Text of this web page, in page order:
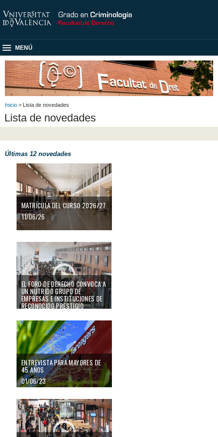
MENÚ
Inicio > Lista de novedades
Lista de novedades
Últimas 12 novedades
Matrícula del curso 2026/27
MATRÍCULA DEL CURSO 2026/27
11/06/26
El Foro de Derecho convoca a un nutrido grupo de empresas e
EL FORO DE DERECHO CONVOCA A
UN NUTRIDO GRUPO DE
EMPRESAS E INSTITUCIONES DE
RECONOCIDO PRESTIGIO
Entrevista para Mayores de 45 años
ENTREVISTA PARA MAYORES DE
45 AÑOS
01/06/23
Cerca de un millar de personas inscritas, 33 estands y 60 ponentes en 15